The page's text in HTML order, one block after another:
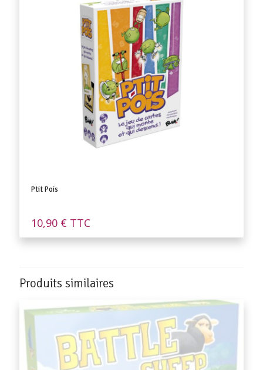
Ptit Pois
10,90 € TTC
Produits similaires